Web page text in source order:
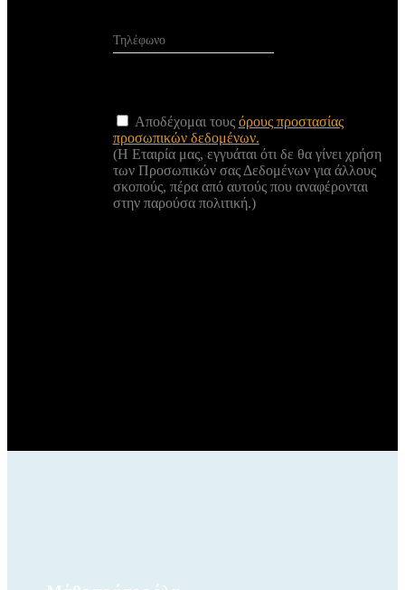
Αποδέχομαι τους όρους προστασίας
προσωπικών δεδομένων.
(Η Εταιρία μας, εγγυάται ότι δε θα γίνει χρήση
των Προσωπικών σας Δεδομένων για άλλους
σκοπούς, πέρα από αυτούς που αναφέρονται
στην παρούσα πολιτική.)